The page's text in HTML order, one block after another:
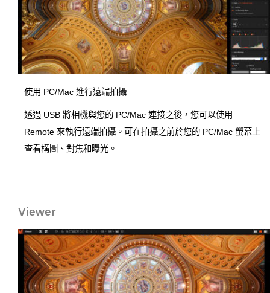
使用 PC/Mac 進行遠端拍攝
透過 USB 將相機與您的 PC/Mac 連接之後，您可以使用
Remote 來執行遠端拍攝。可在拍攝之前於您的 PC/Mac 螢幕上
查看構圖、對焦和曝光。
Viewer